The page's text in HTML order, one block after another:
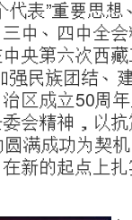
表”重要思
中、四中全
央第六次西
民族团结、
区成立50周
会精神，以
满成功为契
新的起点上